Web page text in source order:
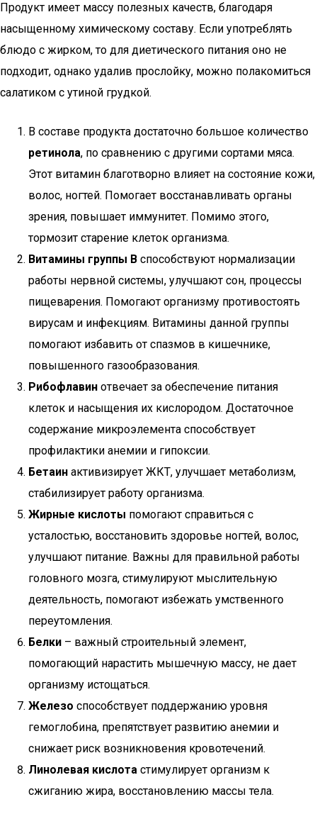
Продукт имеет массу полезных качеств, благодаря
насыщенному химическому составу. Если употреблять
блюдо с жирком, то для диетического питания оно не
подходит, однако удалив прослойку, можно полакомиться
салатиком с утиной грудкой.
В составе продукта достаточно большое количество
ретинола, по сравнению с другими сортами мяса.
Этот витамин благотворно влияет на состояние кожи,
волос, ногтей. Помогает восстанавливать органы
зрения, повышает иммунитет. Помимо этого,
тормозит старение клеток организма.
Витамины группы В способствуют нормализации
работы нервной системы, улучшают сон, процессы
пищеварения. Помогают организму противостоять
вирусам и инфекциям. Витамины данной группы
помогают избавить от спазмов в кишечнике,
повышенного газообразования.
Рибофлавин отвечает за обеспечение питания
клеток и насыщения их кислородом. Достаточное
содержание микроэлемента способствует
профилактики анемии и гипоксии.
Бетаин активизирует ЖКТ, улучшает метаболизм,
стабилизирует работу организма.
Жирные кислоты помогают справиться с
усталостью, восстановить здоровье ногтей, волос,
улучшают питание. Важны для правильной работы
головного мозга, стимулируют мыслительную
деятельность, помогают избежать умственного
переутомления.
Белки – важный строительный элемент,
помогающий нарастить мышечную массу, не дает
организму истощаться.
Железо способствует поддержанию уровня
гемоглобина, препятствует развитию анемии и
снижает риск возникновения кровотечений.
Линолевая кислота стимулирует организм к
сжиганию жира, восстановлению массы тела.